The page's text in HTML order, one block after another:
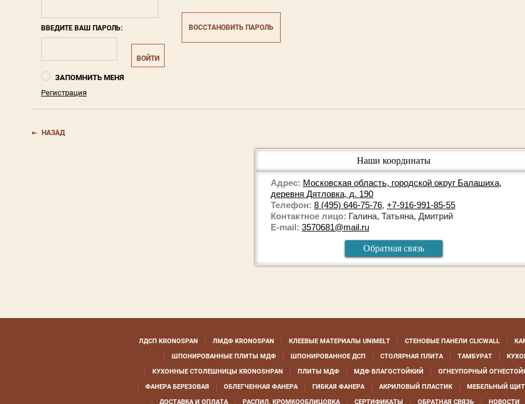
ВВЕДИТЕ ВАШ ПАРОЛЬ:
ВОЙТИ
ЗАПОМНИТЬ МЕНЯ
Регистрация
ВОССТАНОВИТЬ ПАРОЛЬ
НАЗАД
Наши координаты
Адрес: Московская область, городской округ Балашиха,
деревня Дятловка, д. 190
Телефон: 8 (495) 646-75-76, +7-916-991-85-55
Контактное лицо: Галина, Татьяна, Дмитрий
E-mail: 3570681@mail.ru
Обратная связь
ЛДСП KRONOSPAN ЛМДФ KRONOSPAN КЛЕЕВЫЕ МАТЕРИАЛЫ UNIMELT СТЕНОВЫЕ ПАНЕЛИ CLICWALL
ШПОНИРОВАННЫЕ ПЛИТЫ МДФ
ШПОНИРОВАННОЕ ДСП СТОЛЯРНАЯ ПЛИТА ТАМБУРАТ
КУХОННЫЕ СТОЛЕШНИЦЫ KRONOSHPAN
ПЛИТЫ МДФ МДФ ВЛАГОСТОЙКИЙ
ОГНЕУПОРНЫЙ
ФАНЕРА БЕРЕЗОВАЯ
ОБЛЕГЧЕННАЯ ФАНЕРА ГИБКАЯ ФАНЕРА АКРИЛОВЫЙ ПЛАСТИК
МЕБЕЛЬНЫЙ ЩИТ
ДОСТАВКА И ОПЛАТА
РАСПИЛ, КРОМКООБЛИЦОВКА СЕРТИФИКАТЫ ОБРАТНАЯ СВЯЗЬ НОВОСТИ